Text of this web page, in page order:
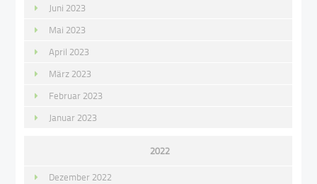
Juni 2023
Mai 2023
April 2023
März 2023
Februar 2023
Januar 2023
2022
Dezember 2022